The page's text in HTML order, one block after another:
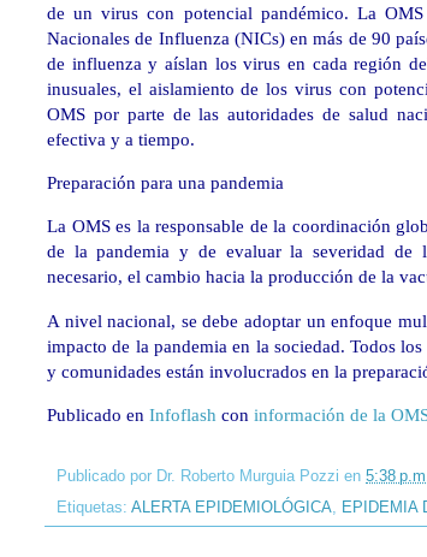
de un virus con potencial pandémico. La
Nacionales de Influenza (NICs) en más de 90
de influenza y aíslan los virus en cada región
inusuales, el aislamiento de los virus con
OMS por parte de las autoridades de salud
efectiva y a tiempo.
Preparación para una pandemia
La OMS es la responsable de la coordinación
de la pandemia y de evaluar la severidad de
necesario, el cambio hacia la producción de la
A nivel nacional, se debe adoptar un enfoque
impacto de la pandemia en la sociedad. Todos
y comunidades están involucrados en la
Publicado en Infoflash con información de la
Publicado por Dr. Roberto Murguia Pozzi en 5:38 p.m.
Etiquetas: ALERTA EPIDEMIOLÓGICA, EPIDEMIA